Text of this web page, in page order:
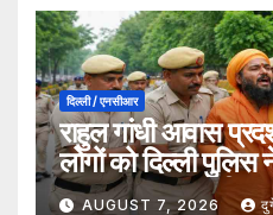
दिल्ली / एनसीआर
राहुल गांधी आवास
लोगों को दिल्ली पुलिस
सुरक्षा व्यवस्था कड़ी
AUGUST 7, 2026